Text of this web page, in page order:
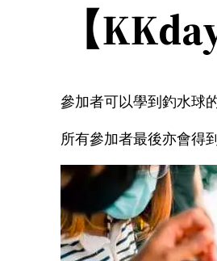
【
參加者可以學到釣水球
所有參加者最後亦會得